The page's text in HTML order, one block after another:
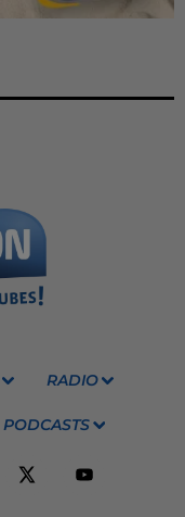
RADIO
PODCASTS